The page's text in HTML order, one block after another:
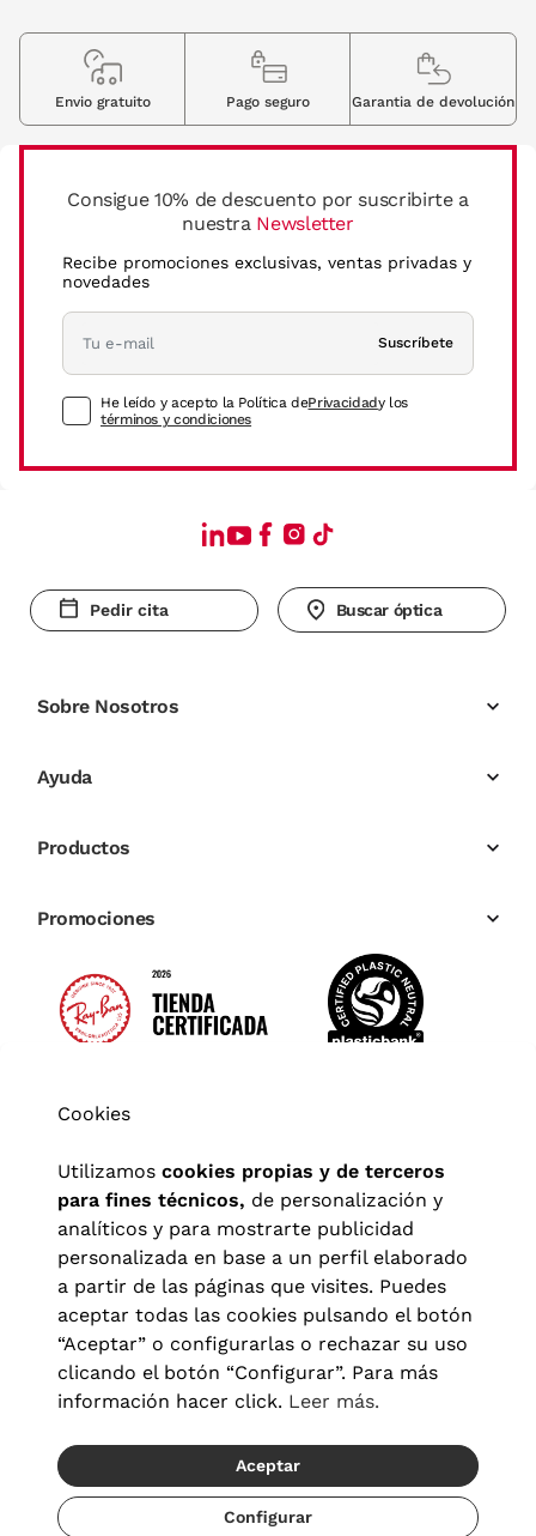
Recíbelo del 23/08 al 25/08
Consigue 10% de descuento por suscribirte a
nuestra Newsletter
Recibe promociones exclusivas, ventas privadas y
novedades
Suscríbete
He leído y acepto la Política dePrivacidady los
términos y condiciones
Envio gratuito Pago seguro Garantia de devolución
Pedir cita Buscar óptica
Sobre Nosotros
Ayuda
Productos
Promociones
Aviso legal| Política de privacidad Términos y condiciones
Política de cookies|Configuración de cookies
© 2026 Visionlab España
Cookies
Utilizamos cookies propias y de terceros
para fines técnicos, de personalización y
analíticos y para mostrarte publicidad
personalizada en base a un perfil elaborado
a partir de las páginas que visites. Puedes
aceptar todas las cookies pulsando el botón
“Aceptar” o configurarlas o rechazar su uso
clicando el botón “Configurar”. Para más
información hacer click. Leer más.
Aceptar
Configurar